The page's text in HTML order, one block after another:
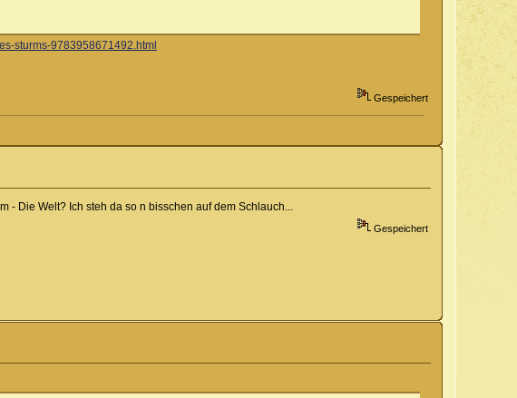
sturms-9783958671492.html
Gespeichert
- Die Welt? Ich steh da so n bisschen auf dem Schlauch...
Gespeichert